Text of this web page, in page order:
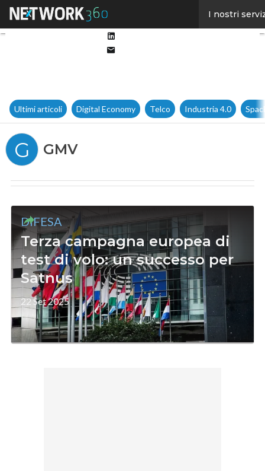
I nostri
Ultimi articoli Digital Economy Telco Industria 4.0
G GMV
DIFESA
Terza campagna europea di
test di volo: un successo per
Satnus
22 Set 2025